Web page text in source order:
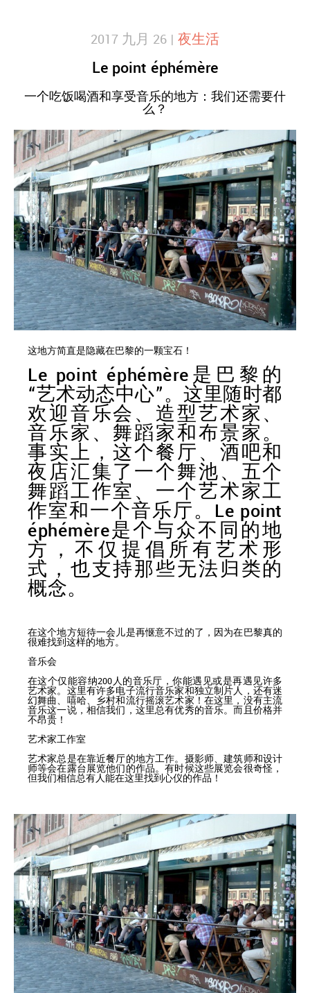
2017 九月 26 | 夜生活
Le point éphémère
一个吃饭喝酒和享受音乐的地方：我们还需要什
么？
这地方简直是隐藏在巴黎的一颗宝石！
Le point éphémère是巴黎的
“艺术动态中心”。这里随时都
欢迎音乐会、造型艺术家、
音乐家、舞蹈家和布景家。
事实上，这个餐厅、酒吧和
夜店汇集了一个舞池、五个
舞蹈工作室、一个艺术家工
作室和一个音乐厅。Le point
éphémère是个与众不同的地
方，不仅提倡所有艺术形
式，也支持那些无法归类的
概念。
在这个地方短待一会儿是再惬意不过的了，因为在巴黎真的
很难找到这样的地方。
音乐会
在这个仅能容纳200人的音乐厅，你能遇见或是再遇见许多
艺术家。这里有许多电子流行音乐家和独立制片人，还有迷
幻舞曲、嘻哈、乡村和流行摇滚艺术家！在这里，没有主流
音乐这一说，相信我们，这里总有优秀的音乐。而且价格并
不昂贵！
艺术家工作室
艺术家总是在靠近餐厅的地方工作。摄影师、建筑师和设计
师等会在露台展览他们的作品。有时候这些展览会很奇怪，
但我们相信总有人能在这里找到心仪的作品！